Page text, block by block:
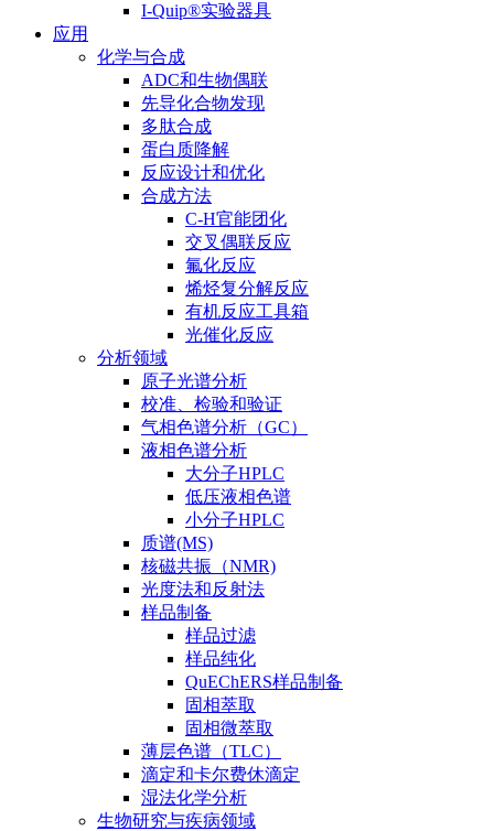
I-Quip®️实验器具
应用
化学与合成
ADC和生物偶联
先导化合物发现
多肽合成
蛋白质降解
反应设计和优化
合成方法
C-H官能团化
交叉偶联反应
氟化反应
烯烃复分解反应
有机反应工具箱
光催化反应
分析领域
原子光谱分析
校准、检验和验证
气相色谱分析（GC）
液相色谱分析
大分子HPLC
低压液相色谱
小分子HPLC
质谱(MS)
核磁共振（NMR)
光度法和反射法
样品制备
样品过滤
样品纯化
QuEChERS样品制备
固相萃取
固相微萃取
薄层色谱（TLC）
滴定和卡尔费休滴定
湿法化学分析
生物研究与疾病领域